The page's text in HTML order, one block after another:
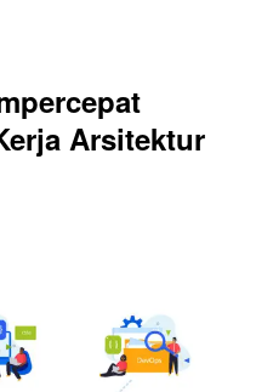
Arsitektur